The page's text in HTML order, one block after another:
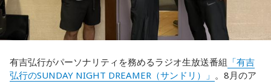
れども、さらに“個”の力を高めながら、選手層をもっと厚くし
なきゃいけない。ベスト16・ベスト8に進む国と比べたとき
に、そこまでの選手層だったのかというと、まだまだ厚くし
ます。
出しジャンケンだ」と言っていたんです。どういうことかと
いうと、自分たちが変えたら相手がまた変えてくる、それに
対してまた変えていかなきゃならない。ベンチでその都度
に対して変化しなきゃいけない。「こういうやり方をしま
す」「だったらこう対応します」と。
有吉弘行がパーソナリティを務めるラジオ生放送番組 「有吉
弘行のSUNDAY NIGHT DREAMER（サンドリ）」 。8月のア